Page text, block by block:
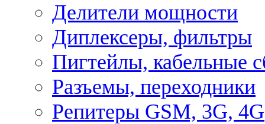
Делители мощности
Диплексеры, фильтры
Пигтейлы, кабельные
Разъемы, переходники
Репитеры GSM, 3G, 4G